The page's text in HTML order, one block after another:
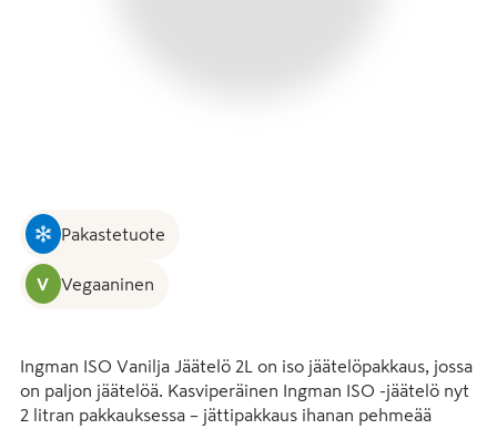
Pakastetuote
V Vegaaninen
Ingman ISO Vanilja Jäätelö 2L on iso jäätelöpakkaus, jossa
on paljon jäätelöä. Kasviperäinen Ingman ISO -jäätelö nyt
2 litran pakkauksessa – jättipakkaus ihanan pehmeää